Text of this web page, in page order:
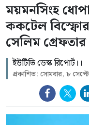
ময়মনসিংহ
ককটেল
সেলিম গ্রেফতার
ইউটিভি ডেস্ক রিপোর্ট।।
প্রকাশিত: সোমবার, ৮